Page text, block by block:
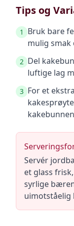
Tips og
1
Bruk bare
mulig smak
2 Del
luftige lag
3 For et
Servér
et glass
syrlige
uimotståelig